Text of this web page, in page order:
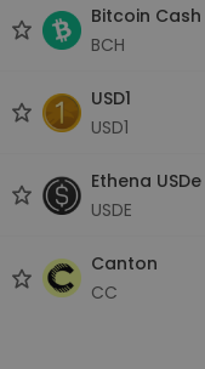
Bitcoin Cash
BCH
USD1
USD1
Ethena USDe
USDE
Canton
CC